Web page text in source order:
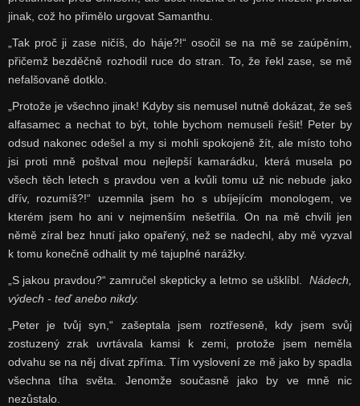
jinak, což ho přimělo urgovat Samanthu.
„Tak proč ji zase ničíš, do háje?!“ osočil se na mě se zaúpěním,
přičemž bezděčně rozhodil ruce do stran. To, že řekl zase, se mě
nefalšovaně dotklo.
„Protože je všechno jinak! Kdyby sis nemusel nutně dokázat, že seš
alfasamec a nechat to být, tohle bychom nemuseli řešit! Peter by
odsud nakonec odešel a my si mohli spokojeně žít, ale místo toho
jsi proti mně poštval mou nejlepší kamarádku, která musela po
všech těch letech s pravdou ven a kvůli tomu už nic nebude jako
dřív, rozumíš?!“ uzemnila jsem ho s ubíjejícím monologem, ve
kterém jsem ho ani v nejmenším nešetřila. On na mě chvíli jen
němě zíral bez hnutí jako opařený, než se nadechl, aby mě vyzval
k tomu konečně odhalit ty mé tajuplné narážky.
„S jakou pravdou?“ zamručel skepticky a letmo se ušklíbl.
Nádech,
výdech - teď anebo nikdy.
„Peter je tvůj syn,“ zašeptala jsem roztřeseně, kdy jsem svůj
zostuzený zrak uvrtávala kamsi k zemi, protože jsem neměla
odvahu se na něj dívat zpříma. Tím vyslovení ze mě jako by spadla
všechna tíha světa. Jenomže současně jako by ve mně nic
nezůstalo.